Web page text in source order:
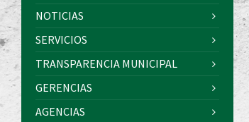
NOTICIAS
SERVICIOS
TRANSPARENCIA MUNICIPAL
GERENCIAS
AGENCIAS